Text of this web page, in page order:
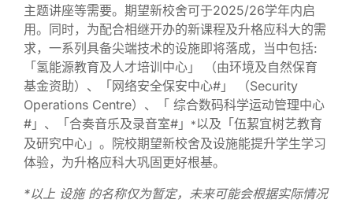
主题讲座等需要。期望新校舍可于2025/26学年内启
用。同时，为配合相继开办的新课程及升格应科大的需
求，一系列具备尖端技术的设施即将落成，当中包括:
「氢能源教育及人才培训中心」 （由环境及自然保育
基金资助）、「网络安全保安中心#」 （Security
Operations Centre）、「 综合数码科学运动管理中心
#」、「合奏音乐及录音室#」
*以及「伍絜宜树艺教育
及研究中心」。院校期望新校舍及设施能提升学生学习
体验，为升格应科大巩固更好根基。
*以上 设施 的名称仅为暂定，未来可能会根据实际情况